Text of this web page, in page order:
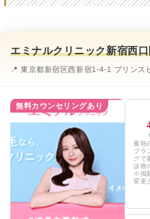
中野駅前クリニック
高田馬場皮膚科
ミキクリニック
あおばクリニック吉祥寺院
西荻窪皮膚科
宮林医院
メンズ脱毛専門店NAX
エミナルクリニック新宿西
📍 東京都新宿区西新宿1-4-1 プリンス
無料カウンセリングあり
蓄熱
プラ
グで
診療
※掲
変更